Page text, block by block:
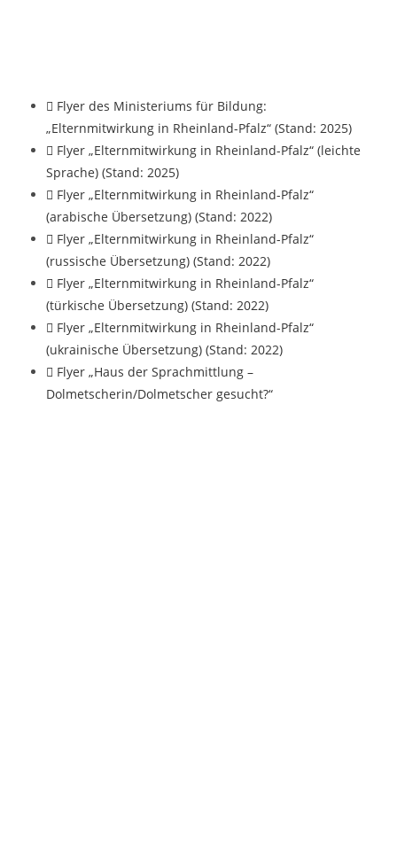
Flyer des Ministeriums für Bildung:
„Elternmitwirkung in Rheinland-Pfalz“ (Stand: 2025)
Flyer „Elternmitwirkung in Rheinland-Pfalz“ (leichte
Sprache) (Stand: 2025)
Flyer „Elternmitwirkung in Rheinland-Pfalz“
(arabische Übersetzung) (Stand: 2022)
Flyer „Elternmitwirkung in Rheinland-Pfalz“
(russische Übersetzung) (Stand: 2022)
Flyer „Elternmitwirkung in Rheinland-Pfalz“
(türkische Übersetzung) (Stand: 2022)
Flyer „Elternmitwirkung in Rheinland-Pfalz“
(ukrainische Übersetzung) (Stand: 2022)
Flyer „Haus der Sprachmittlung –
Dolmetscherin/Dolmetscher gesucht?“